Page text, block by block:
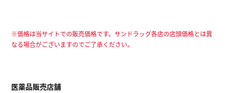
※価格は当サイトでの販売価格です。サンドラッグ各店の店頭価格とは異
なる場合がございますのでご了承ください。
医薬品販売店舗